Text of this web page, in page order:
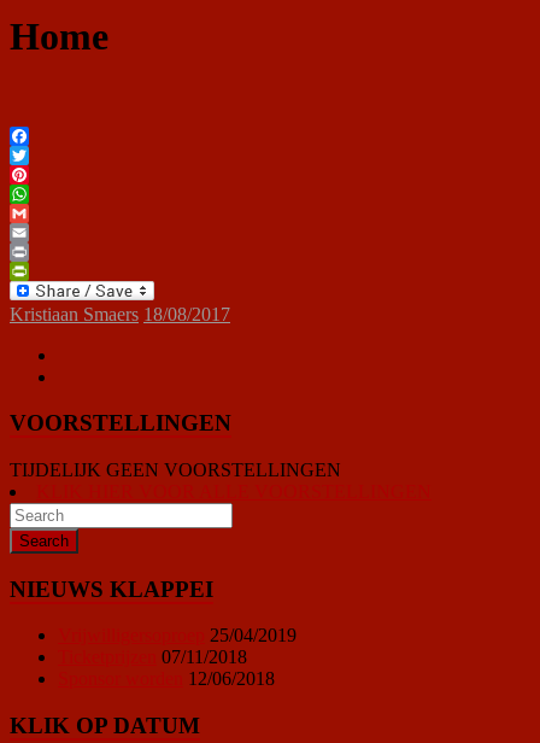
Home
Facebook
Twitter
Pinterest
WhatsApp
Gmail
Email
Print
PrintFriendly
Kristiaan Smaers 18/08/2017
VOORSTELLINGEN
TIJDELIJK GEEN VOORSTELLINGEN
NIEUWS KLAPPEI
25/04/2019
07/11/2018
12/06/2018
KLIK OP DATUM